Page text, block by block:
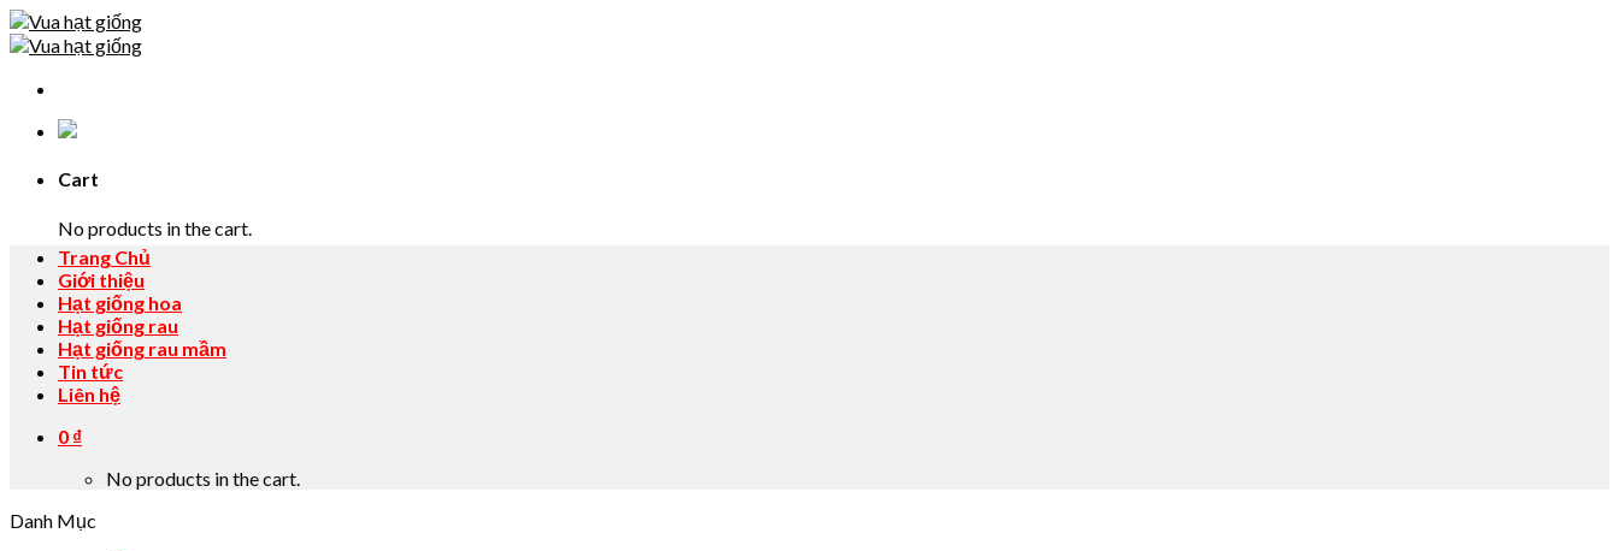
Skip
to
Cart
No products in the cart.
Trang Chủ
Giới thiệu
Hạt giống hoa
Hạt giống rau
Hạt giống rau mầm
Tin tức
Liên hệ
0 ₫
No products in the cart.
Danh Mục